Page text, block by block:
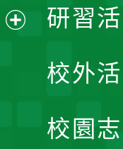
研習
校外
校園